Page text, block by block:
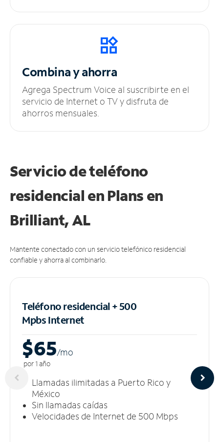
Combina y ahorra
Agrega Spectrum Voice al suscribirte en el
servicio de Internet o TV y disfruta de
ahorros mensuales.
Servicio de teléfono
residencial en Plans en
Brilliant, AL
Mantente conectado con un servicio telefónico residencial
confiable y ahorra al combinarlo.
Teléfono residencial + 500
MpbsInternet
$65/mo
por 1 año
Llamadas ilimitadas a Puerto Rico y
México
Sin llamadas caídas
Velocidades de Internet de 500 Mbps